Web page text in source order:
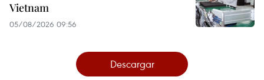
Vietnam
05/08/2026 09:56
Descargar